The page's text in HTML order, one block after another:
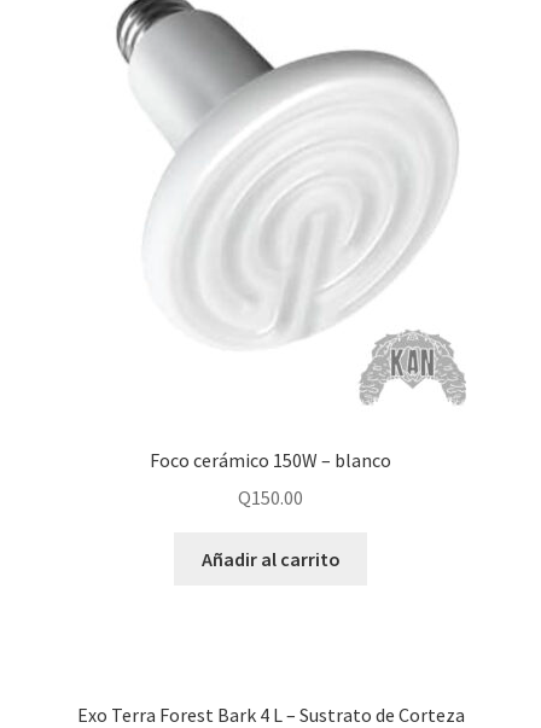
Foco cerámico 150W – blanco
Q150.00
Añadir al carrito
Exo Terra Forest Bark 4 L – Sustrato de Corteza